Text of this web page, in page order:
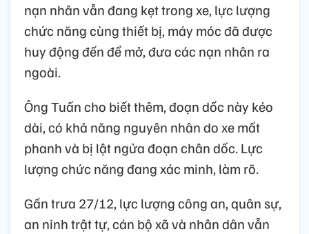
nạn nhân vẫn đang kẹt trong xe, lực lượng
chức năng cùng thiết bị, máy móc đã được
huy động đến để mở, đưa các nạn nhân ra
ngoài.
Ông Tuấn cho biết thêm, đoạn dốc này kéo
dài, có khả năng nguyên nhân do xe mất
phanh và bị lật ngửa đoạn chân dốc. Lực
lượng chức năng đang xác minh, làm rõ.
Gần trưa 27/12, lực lượng công an, quân sự,
an ninh trật tự, cán bộ xã và nhân dân vẫn